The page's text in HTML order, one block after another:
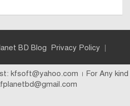
BD Blog Privacy Policy
kfsoft@yahoo.com । For Any kind